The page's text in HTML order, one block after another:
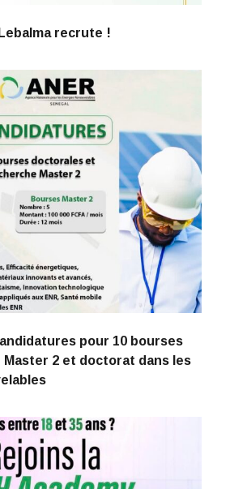
recrute !
pour 10 bourses
Master 2 et doctorat dans les